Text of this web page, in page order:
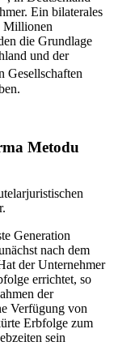
Ein bilaterales
Millionen
die Grundlage
und der
Gesellschaften
Metodu
Generation
nach dem
der Unternehmer
errichtet, so
der
Verfügung von
Erbfolge zum
sein